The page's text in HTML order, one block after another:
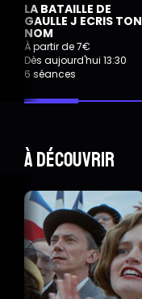
LA BATAILLE DE
GAULLE J ECRIS TON
NOM
À partir de 7€
Dès aujourd'hui 13:30
6 séances
À découvrir